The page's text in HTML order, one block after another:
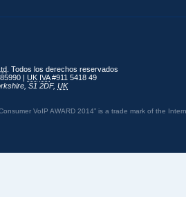
. Todos los derechos reservados
| UK IVA#911 5418 49
S1 2DF, UK
VoIP AWARD 2014” is a trade mark of the